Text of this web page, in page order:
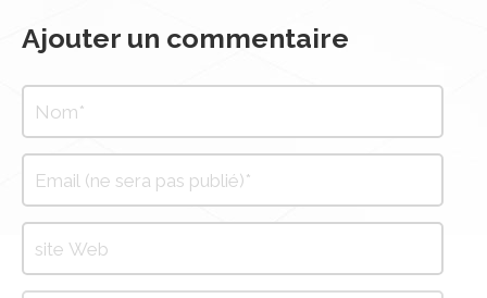
Ajouter un commentaire